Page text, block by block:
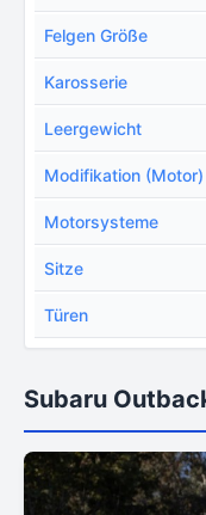
Felgen Größe
Karosserie
Leergewicht
Modifikation (Motor)
Motorsysteme
Sitze
Türen
Subaru